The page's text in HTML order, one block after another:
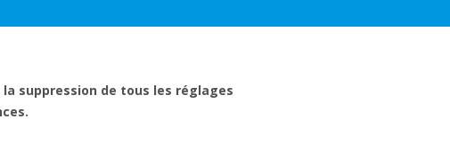
suppression de tous les réglages